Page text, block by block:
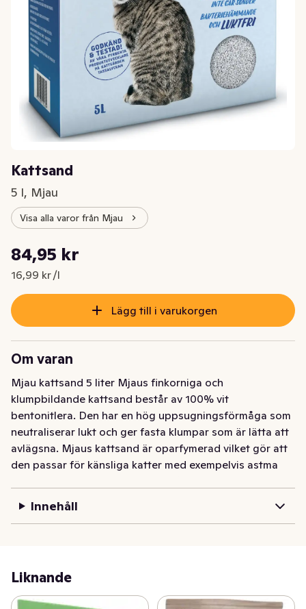
Kattsand
5 l, Mjau
Visa alla varor från Mjau
Nuvarande pris är: 84,95 kr
84,95 kr
16,99 kr /l
Styckpris: 16,99 kr /l
Lägg till i varukorgen
Om varan
Mjau kattsand 5 liter Mjaus finkorniga och
klumpbildande kattsand består av 100% vit
bentonitlera. Den har en hög uppsugningsförmåga som
neutraliserar lukt och ger fasta klumpar som är lätta att
avlägsna. Mjaus kattsand är oparfymerad vilket gör att
den passar för känsliga katter med exempelvis astma
spår. Nettovikt: 8 liter
bentonitlera. Den har en hög uppsugningsförmåga som
neutraliserar lukt och ger fasta klumpar som är lätta att
avlägsna. Mjaus kattsand är oparfymerad vilket gör att
Innehåll
Liknande